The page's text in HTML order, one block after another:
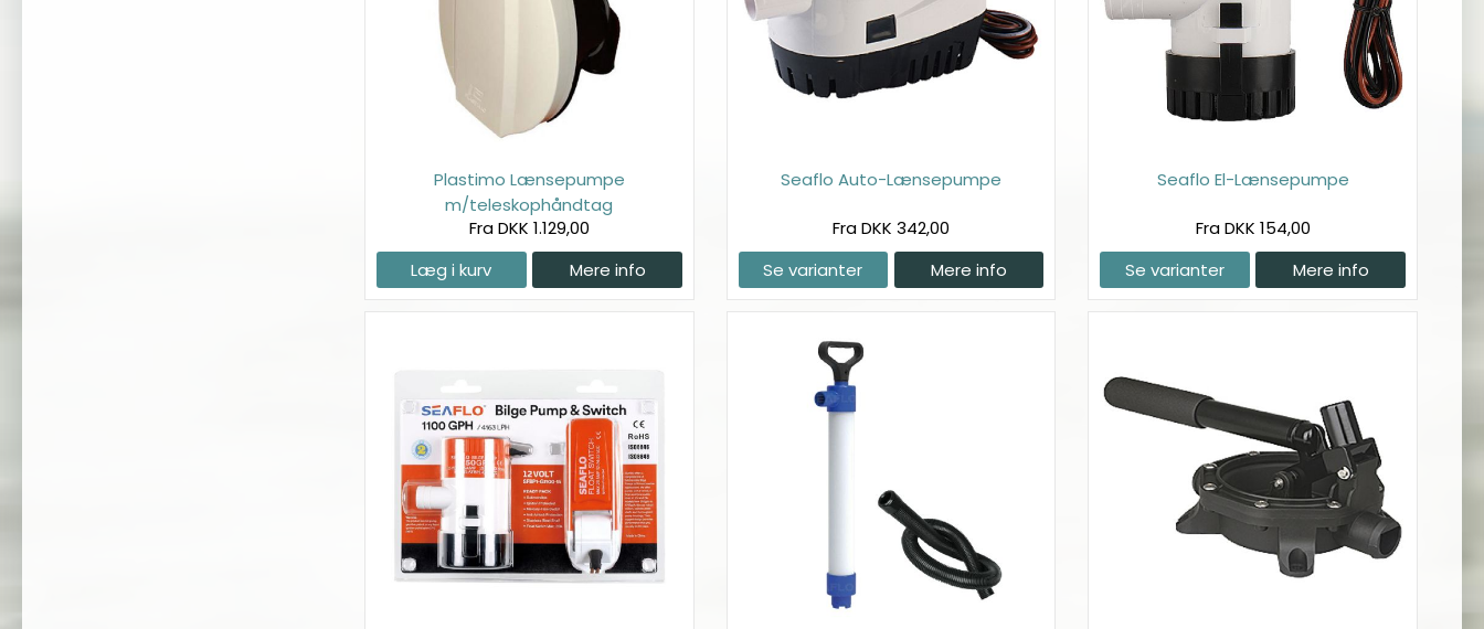
Plastimo Lænsepumpe
m/teleskophåndtag
Fra DKK 1.129,00
Læg i kurv
Mere info
Seaflo Auto-Lænsepumpe
Fra DKK 342,00
Se varianter
Mere info
Seaflo El-Lænsepumpe
Fra DKK 154,00
Se varianter
Mere info